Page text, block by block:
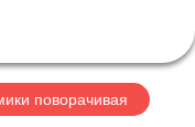
поворачивая